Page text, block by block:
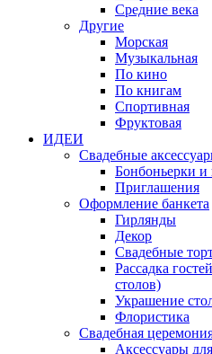
Средние века
Другие
Морская
Музыкальная
По кино
По книгам
Спортивная
Фруктовая
ИДЕИ
Свадебные
Бонбоньерки
Приглашения
Оформление банкета
Гирлянды
Декор
Свадебные
Рассадка
столов)
Украшение
Флористика
Свадебная
Аксессуары